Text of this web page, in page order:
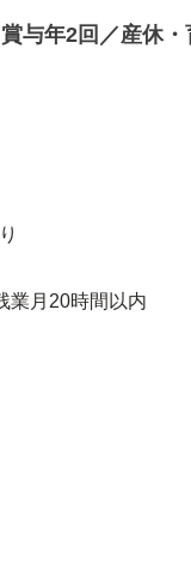
与年2回／産休
業月20時間以内